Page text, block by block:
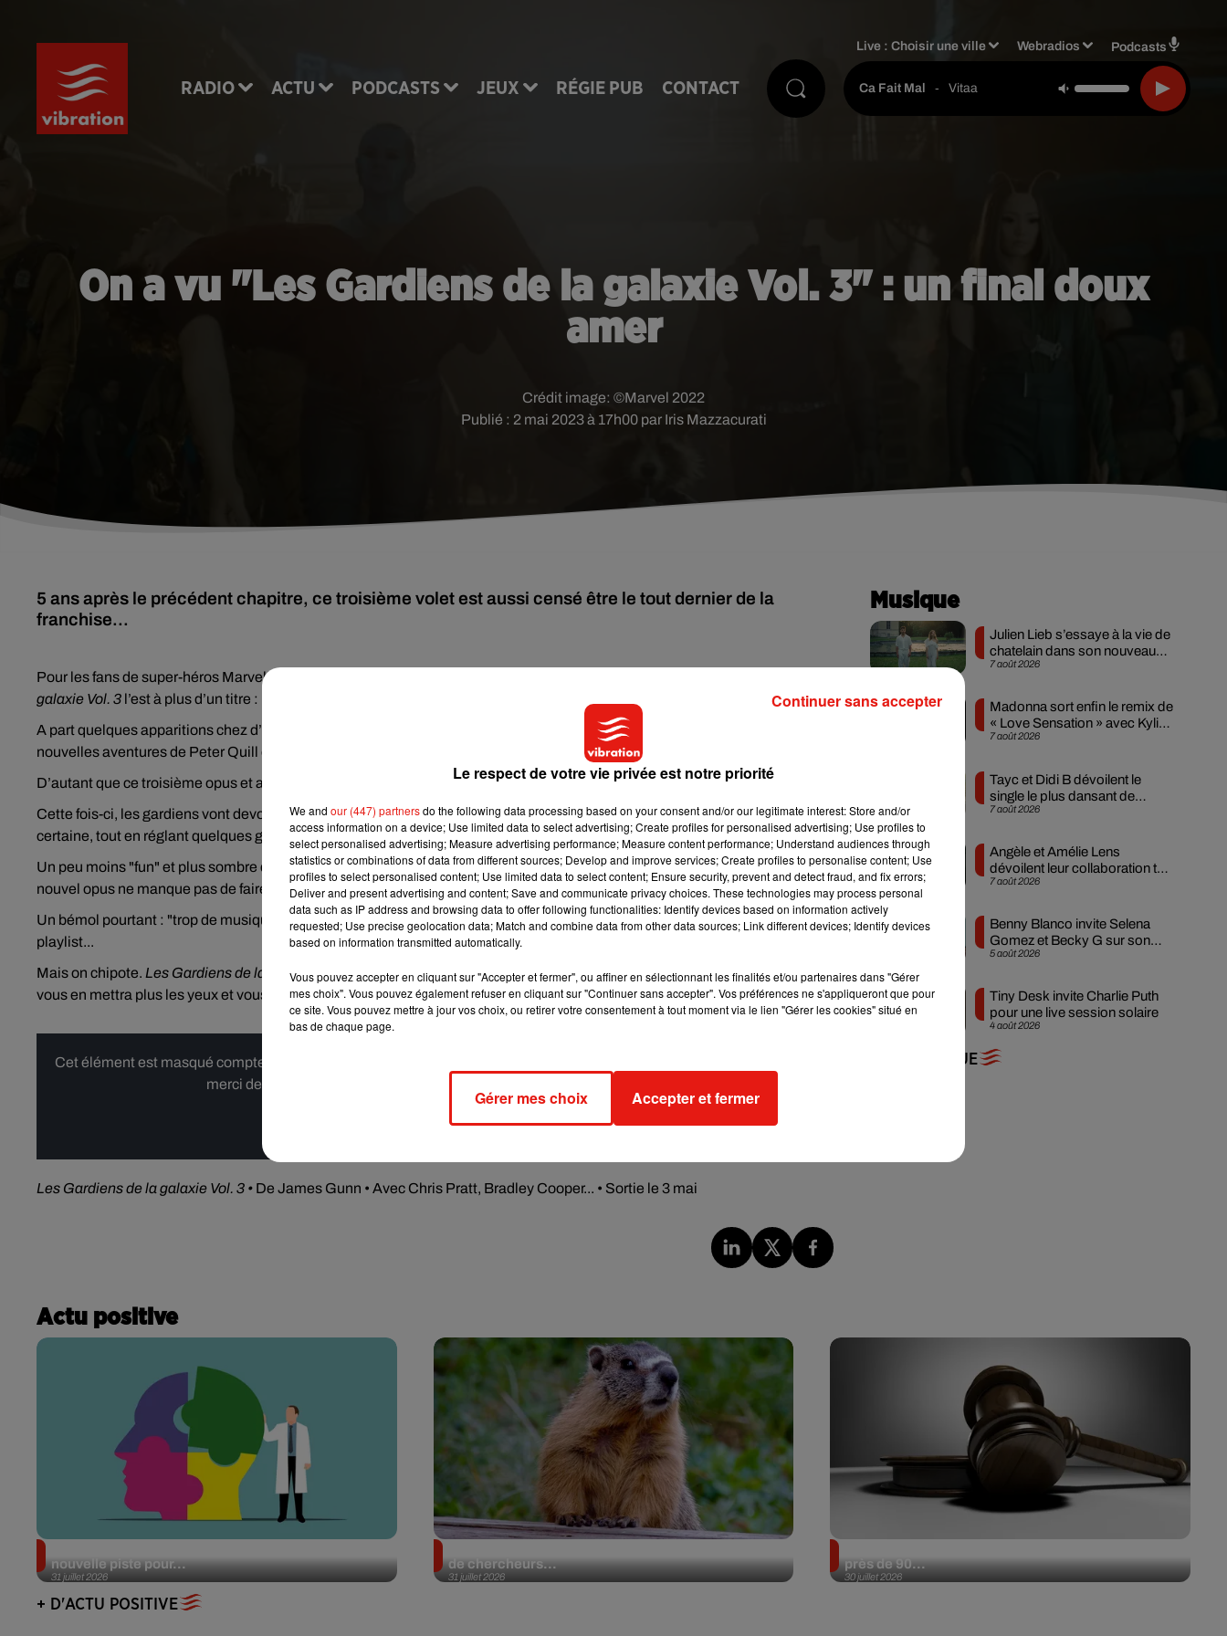
RADIO ACTU PODCASTS JEUX RÉGIE PUB CONTACT
Live :Choisir une ville Webradios Podcasts
Ca Fait Mal - Vitaa
On a vu "Les Gardiens de la galaxie Vol. 3" : un final doux
amer
Publié : 2 mai 2023 à 17h00 par Iris Mazzacurati
Crédit image: ©Marvel 2022
5 ans après le précédent chapitre, ce troisième volet est aussi censé être le tout dernier de la
franchise...
Pour les fans de super-héros Marvel, un nouveau long-métrage est toujours un événement. Et la sortie de ce
galaxie Vol. 3 l’est à plus d’un titre :
A part quelques apparitions chez d’autres super camarades Marvel et un téléfilm spécial Noël sur Disney +, on attendait de
nouvelles aventures de Peter Quill et sa bande depuis 5 longues années.
D’autant que ce troisième opus et aussi supposé être le dernier !
Cette fois-ci, les gardiens vont devoir notamment affronter Grand maître de l’évolution pour sauver Rocket d’une mort
certaine, tout en réglant quelques gros dossiers laissés en attente depuis les précédents chapitres...
Un peu moins "fun" et plus sombre que les deux premiers volumes, avec notamment l’exploration du passé de Rocket, ce
nouvel opus ne manque pas de faire le job, et de le faire bien, tout en nous arrachant une petite larme çà et là.
Un bémol pourtant : "trop de musique additionnelle, tue la musique additionnelle", quand bien même elle fait une super
playlist...
Mais on chipote. Les Gardiens de la galaxie Vol. 3reste un bon film popcorn et déguster pour ce qu’il est : un blockbuster qui
vous en mettra plus les yeux et vous divertira au passage.
Cet élément est masqué compte-tenu du refus du dépôt de cookies que vous avez exprimé. Si vous souhaitez l'afficher,
merci de nous donner votre accord en cliquant sur le bouton ci-dessous.
Afficher l'élément
Les Gardiens de la galaxie Vol. 3 • De James Gunn • Avec Chris Pratt, Bradley Cooper... • Sortie le 3 mai
Musique
7 août 2026
Julien Lieb s’essaye à la vie de
chatelain dans son nouveau
clip
7 août 2026
Madonna sort enfin le remix de
« Love Sensation » avec Kylie
Minogue
7 août 2026
Tayc et Didi B dévoilent le
single le plus dansant de
l’année
7 août 2026
Angèle et Amélie Lens
dévoilent leur collaboration tant
attendue
5 août 2026
Benny Blanco invite Selena
Gomez et Becky G sur son
nouveau single
4 août 2026
Tiny Desk invite Charlie Puth
pour une live session solaire
+ DE MUSIQUE
Actu positive
31 juillet 2026
nouvelle piste pour...
31 juillet 2026
de chercheurs...
30 juillet 2026
près de 90...
+ D'ACTU POSITIVE
Le respect de votre vie privée est notre priorité
We and our (447) partnersdo the following data processing based on your consent and/or our legitimate interest: Store and/or
access information on a device; Use limited data to select advertising; Create profiles for personalised advertising; Use profiles to
select personalised advertising; Measure advertising performance; Measure content performance; Understand audiences through
statistics or combinations of data from different sources; Develop and improve services; Create profiles to personalise content; Use
profiles to select personalised content; Use limited data to select content; Ensure security, prevent and detect fraud, and fix errors;
Deliver and present advertising and content; Save and communicate privacy choices. These technologies may process personal
data such as IP address and browsing data to offer following functionalities: Identify devices based on information actively
requested; Use precise geolocation data; Match and combine data from other data sources; Link different devices; Identify devices
based on information transmitted automatically.
Vous pouvez accepter en cliquant sur "Accepter et fermer", ou affiner en sélectionnant les finalités et/ou partenaires dans "Gérer
mes choix". Vous pouvez également refuser en cliquant sur "Continuer sans accepter". Vos préférences ne s'appliqueront que pour
ce site. Vous pouvez mettre à jour vos choix, ou retirer votre consentement à tout moment via le lien "Gérer les cookies" situé en
bas de chaque page.
Gérer mes choix Accepter et fermer
Continuer sans accepter